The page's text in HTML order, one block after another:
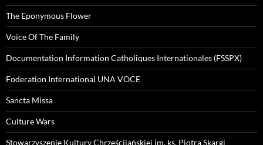
The Eponymous Flower
Voice Of The Family
Documentation Information Catholiques Internationales (FSSPX)
Foderation International UNA VOCE
Sancta Missa
Culture Wars
Stowarzyszenie Kultury Chrześcijańskiej im. ks. Piotra Skargi